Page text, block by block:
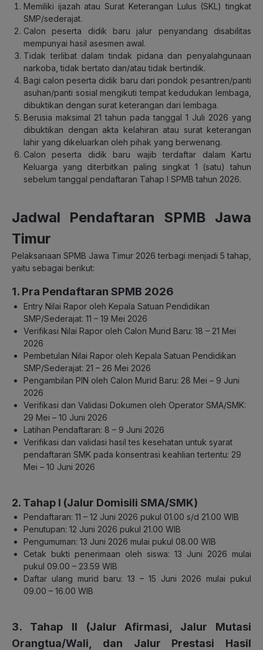
Memiliki ijazah atau Surat Keterangan Lulus (SKL) tingkat
SMP/sederajat.
Calon peserta didik baru jalur penyandang disabilitas
mempunyai hasil asesmen awal.
Tidak terlibat dalam tindak pidana dan penyalahgunaan
narkoba, tidak bertato dan/atau tidak bertindik.
Bagi calon peserta didik baru dari pondok pesantren/panti
asuhan/panti sosial mengikuti tempat kedudukan lembaga,
dibuktikan dengan surat keterangan dari lembaga.
Berusia maksimal 21 tahun pada tanggal 1 Juli 2026 yang
dibuktikan dengan akta kelahiran atau surat keterangan
lahir yang dikeluarkan oleh pihak yang berwenang.
Calon peserta didik baru wajib terdaftar dalam Kartu
Keluarga yang diterbitkan paling singkat 1 (satu) tahun
sebelum tanggal pendaftaran Tahap I SPMB tahun 2026.
Jadwal Pendaftaran SPMB Jawa
Timur
Pelaksanaan SPMB Jawa Timur 2026 terbagi menjadi 5 tahap,
yaitu sebagai berikut:
1. Pra Pendaftaran SPMB 2026
Entry Nilai Rapor oleh Kepala Satuan Pendidikan
SMP/Sederajat: 11 – 19 Mei 2026
Verifikasi Nilai Rapor oleh Calon Murid Baru: 18 – 21 Mei
2026
Pembetulan Nilai Rapor oleh Kepala Satuan Pendidikan
SMP/Sederajat: 21 – 26 Mei 2026
Pengambilan PIN oleh Calon Murid Baru: 28 Mei – 9 Juni
2026
Verifikasi dan Validasi Dokumen oleh Operator SMA/SMK:
29 Mei – 10 Juni 2026
Latihan Pendaftaran: 8 – 9 Juni 2026
Verifikasi dan validasi hasil tes kesehatan untuk syarat
pendaftaran SMK pada konsentrasi keahlian tertentu: 29
Mei – 10 Juni 2026
2. Tahap I (Jalur Domisili SMA/SMK)
Pendaftaran: 11 – 12 Juni 2026 pukul 01.00 s/d 21.00 WIB
Penutupan: 12 Juni 2026 pukul 21.00 WIB
Pengumuman: 13 Juni 2026 mulai pukul 08.00 WIB
Cetak bukti penerimaan oleh siswa: 13 Juni 2026 mulai
pukul 09.00 – 23.59 WIB
Daftar ulang murid baru: 13 – 15 Juni 2026 mulai pukul
09.00 – 16.00 WIB
3. Tahap II (Jalur Afirmasi, Jalur Mutasi
Orangtua/Wali, dan Jalur Prestasi Hasil